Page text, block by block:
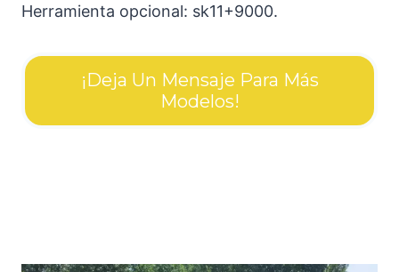
Herramienta opcional: sk11+9000.
¡Deja Un Mensaje Para Más
Modelos!